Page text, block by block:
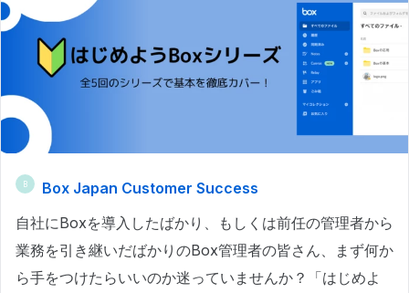
B
Box Japan Customer Success
自社にBoxを導入したばかり、もしくは前任の管理者から
業務を引き継いだばかりのBox管理者の皆さん、まず何か
ら手をつけたらいいのか迷っていませんか？「はじめよ